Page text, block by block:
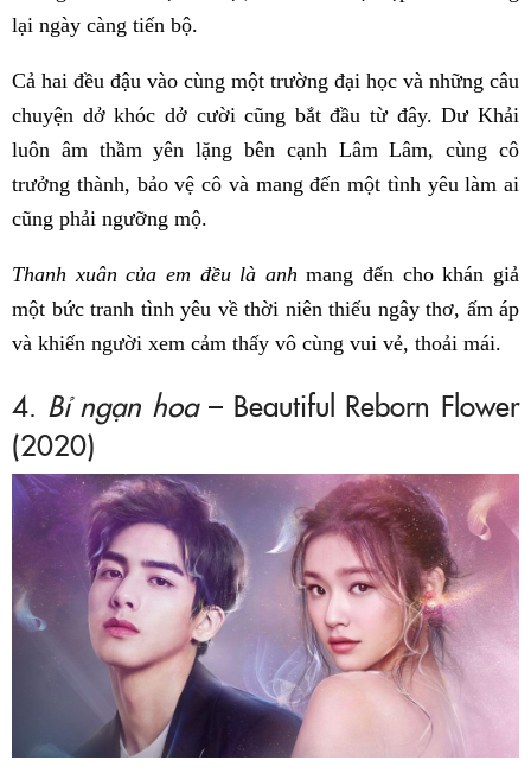
lại ngày càng tiến bộ.
Cả hai đều đậu vào cùng một trường đại học và những câu
chuyện dở khóc dở cười cũng bắt đầu từ đây. Dư Khải
luôn âm thầm yên lặng bên cạnh Lâm Lâm, cùng cô
trưởng thành, bảo vệ cô và mang đến một tình yêu làm ai
cũng phải ngưỡng mộ.
Thanh xuân của em đều là anh mang đến cho khán giả
một bức tranh tình yêu về thời niên thiếu ngây thơ, ấm áp
và khiến người xem cảm thấy vô cùng vui vẻ, thoải mái.
4. Bỉ ngạn hoa– Beautiful Reborn Flower
(2020)